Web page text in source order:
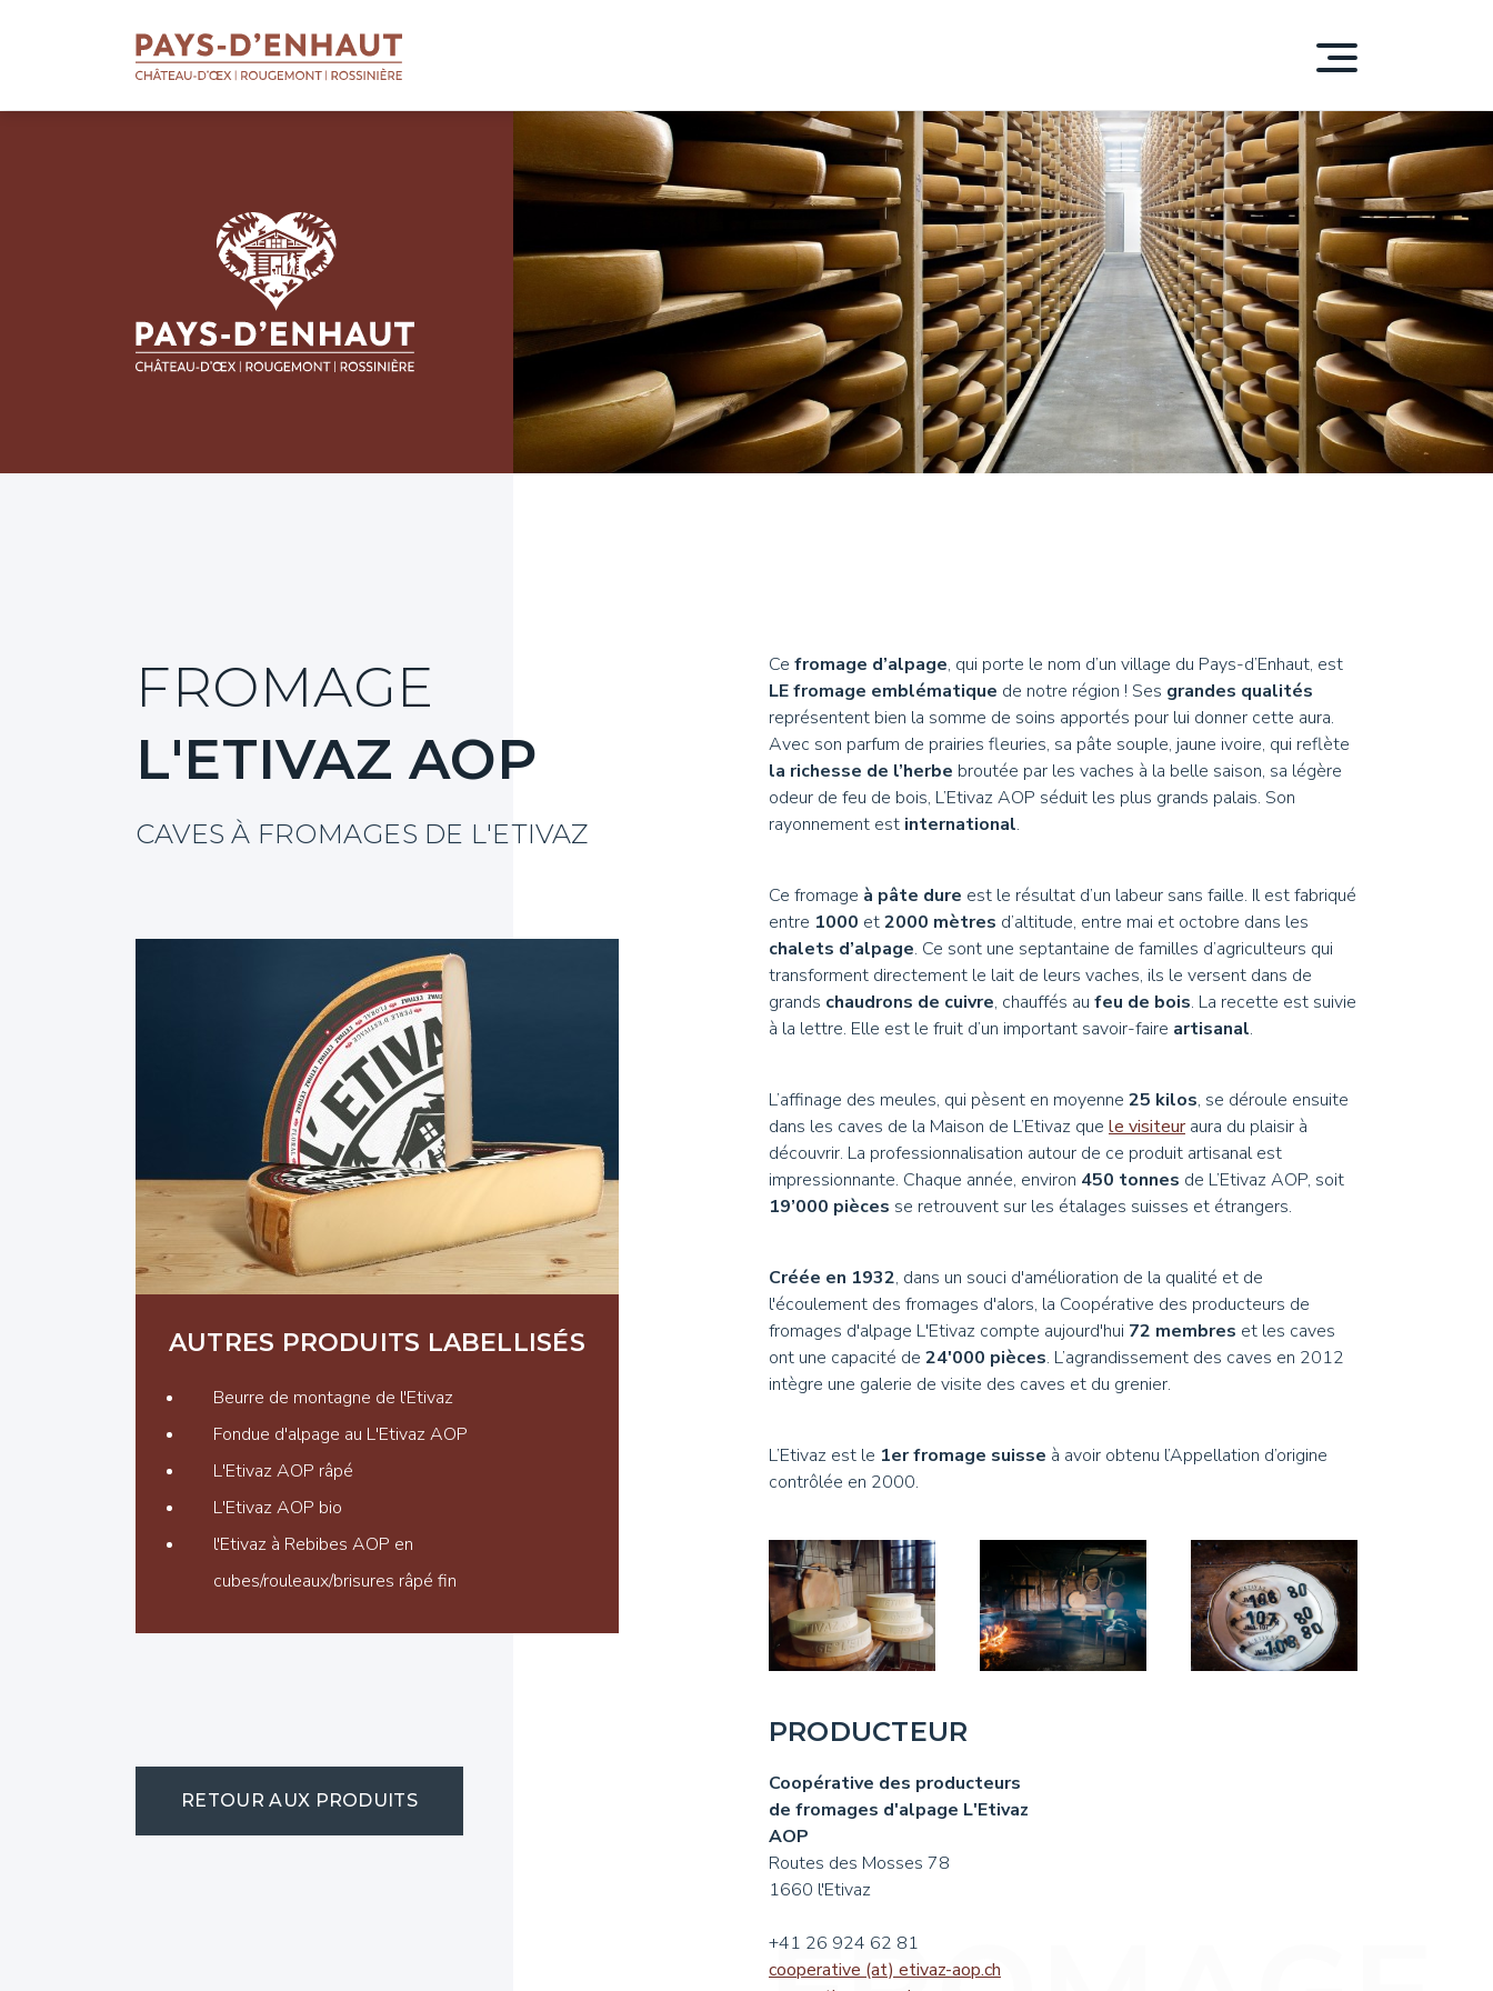
BIENVENUE
Qui sommes-nous
Soutien aux entreprises
Soutien aux apprentis
SOUTIEN AUX
ENTREPRISES
Nos prestations
Réseau économique
Contexte économique
Recherche de locaux et terrains
Bourse d'emploi
PAYS-D'ENHAUT
PRODUITS
AUTHENTIQUES
La marque PEPA
Produits laitiers
Produits carnés
Légumes et condiments
FROMAGE
L'ETIVAZ AOP
CAVES À FROMAGES DE L'ETIVAZ
AUTRES PRODUITS LABELLISÉS
Beurre de montagne de l'Etivaz
Fondue d'alpage au L'Etivaz AOP
L'Etivaz AOP râpé
L'Etivaz AOP bio
l'Etivaz à Rebibes AOP en
cubes/rouleaux/brisures râpé fin
RETOUR AUX PRODUITS
Ce fromage d’alpage, qui porte le nom d’un village du Pays-d’Enhaut, est
LE fromage emblématique de notre région ! Ses grandes qualités
représentent bien la somme de soins apportés pour lui donner cette aura.
Avec son parfum de prairies fleuries, sa pâte souple, jaune ivoire, qui reflète
la richesse de l’herbe broutée par les vaches à la belle saison, sa légère
odeur de feu de bois, L’Etivaz AOP séduit les plus grands palais. Son
rayonnement est international.
Ce fromage à pâte dure est le résultat d’un labeur sans faille. Il est fabriqué
entre 1000 et2000 mètres d’altitude, entre mai et octobre dans les
chalets d’alpage. Ce sont une septantaine de familles d’agriculteurs qui
transforment directement le lait de leurs vaches, ils le versent dans de
grands chaudrons de cuivre, chauffés au feu de bois. La recette est suivie
à la lettre. Elle est le fruit d’un important savoir-faire artisanal.
L’affinage des meules, qui pèsent en moyenne 25 kilos, se déroule ensuite
dans les caves de la Maison de L’Etivaz que le visiteuraura du plaisir à
découvrir. La professionnalisation autour de ce produit artisanal est
impressionnante. Chaque année, environ 450 tonnes de L’Etivaz AOP, soit
19’000 pièces se retrouvent sur les étalages suisses et étrangers.
Créée en 1932, dans un souci d'amélioration de la qualité et de
l'écoulement des fromages d'alors, la Coopérative des producteurs de
fromages d'alpage L'Etivaz compte aujourd'hui 72 membres et les caves
ont une capacité de 24'000 pièces. L’agrandissement des caves en 2012
intègre une galerie de visite des caves et du grenier.
L’Etivaz est le 1er fromage suisse à avoir obtenu l’Appellation d’origine
contrôlée en 2000.
PRODUCTEUR
Coopérative des producteurs
de fromages d'alpage L'Etivaz
AOP
Routes des Mosses 78
1660 l'Etivaz
+41 26 924 62 81
cooperative (at) etivaz-aop.ch